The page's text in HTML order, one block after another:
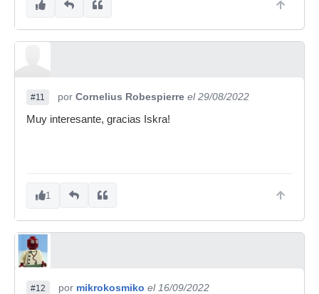
#11 por Cornelius Robespierre el 29/08/2022
Muy interesante, gracias Iskra!
1
#12 por mikrokosmiko el 16/09/2022